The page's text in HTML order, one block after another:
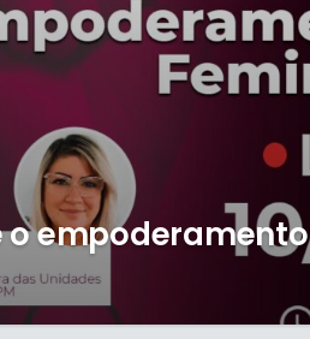
o empoderamento